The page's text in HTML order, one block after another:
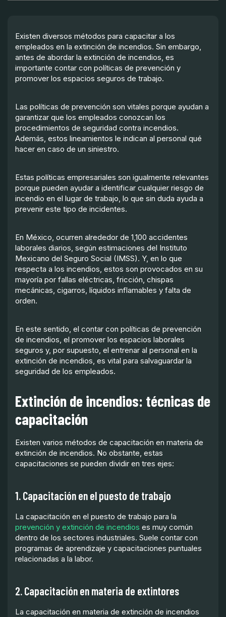
Existen diversos métodos para capacitar a los
empleados en la extinción de incendios. Sin embargo,
antes de abordar la extinción de incendios, es
importante contar con políticas de prevención y
promover los espacios seguros de trabajo.
Las políticas de prevención son vitales porque ayudan a
garantizar que los empleados conozcan los
procedimientos de seguridad contra incendios.
Además, estos lineamientos le indican al personal qué
hacer en caso de un siniestro.
Estas políticas empresariales son igualmente relevantes
porque pueden ayudar a identificar cualquier riesgo de
incendio en el lugar de trabajo, lo que sin duda ayuda a
prevenir este tipo de incidentes.
En México, ocurren alrededor de 1,100 accidentes
laborales diarios, según estimaciones del Instituto
Mexicano del Seguro Social (IMSS). Y, en lo que
respecta a los incendios, estos son provocados en su
mayoría por fallas eléctricas, fricción, chispas
mecánicas, cigarros, líquidos inflamables y falta de
orden.
En este sentido, el contar con políticas de prevención
de incendios, el promover los espacios laborales
seguros y, por supuesto, el entrenar al personal en la
extinción de incendios, es vital para salvaguardar la
seguridad de los empleados.
Extinción de incendios: técnicas de
capacitación
Existen varios métodos de capacitación en materia de
extinción de incendios. No obstante, estas
capacitaciones se pueden dividir en tres ejes:
1. Capacitación en el puesto de trabajo
La capacitación en el puesto de trabajo para la
prevención y extinción de incendios es muy común
dentro de los sectores industriales. Suele contar con
programas de aprendizaje y capacitaciones puntuales
relacionadas a la labor.
2. Capacitación en materia de extintores
La capacitación en materia de extinción de incendios